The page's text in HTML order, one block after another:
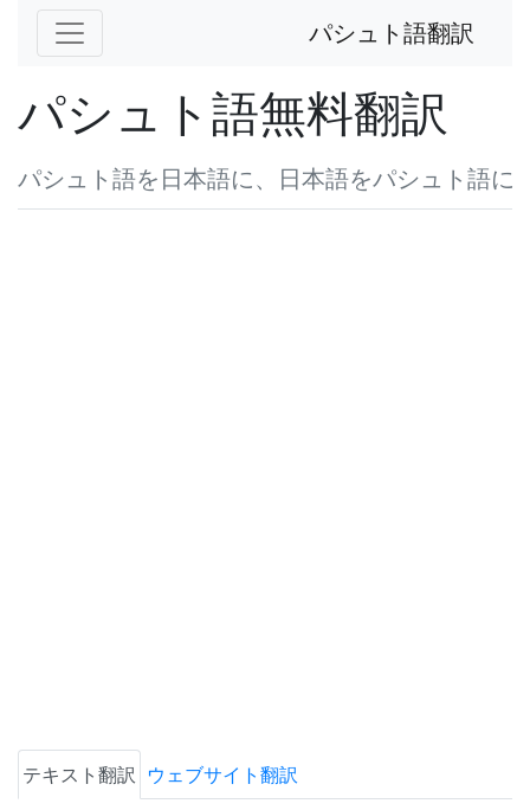
パシュト語翻訳
パシュト語無料翻訳
パシュト語を日本語に、日本語をパシュト語に
テキスト翻訳 ウェブサイト翻訳